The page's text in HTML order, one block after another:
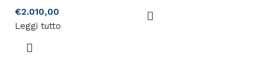
€2.010,00
Leggi tutto